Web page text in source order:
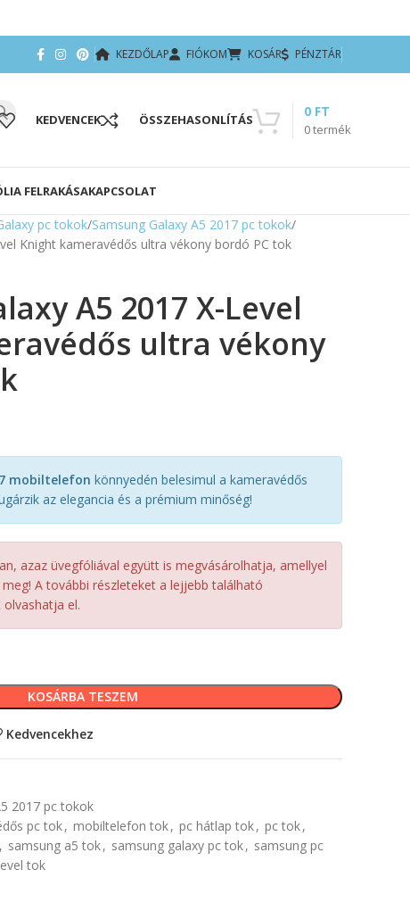
KEZDŐLAP FIÓKOM KOSÁR PÉNZTÁR
KEDVENCEK ÖSSZEHASONLÍTÁS
0termék
0 FT
FELRAKÁSAKAPCSOLAT
pc tokok Samsung Galaxy A5 2017 pc tokok
Knight kameravédős ultra vékony bordó PC tok
A5 2017 X-Level
ultra vékony
mobiltelefon könnyedén belesimul a kameravédős
az elegancia és a prémium minőség!
azaz üvegfóliával együtt is megvásárolhatja, amellyel
A további részleteket a lejjebb található
olvashatja el.
KOSÁRBA TESZEM
Kedvencekhez
2017 pc tokok
pc tok, mobiltelefon tok, pc hátlap tok, pc tok,
, samsung a5 tok, samsung galaxy pc tok, samsung pc
tok